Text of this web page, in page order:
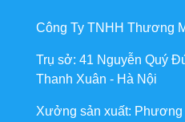
Công Ty TNHH Thương
Trụ sở: 41 Nguyễn Quý
Thanh Xuân - Hà Nội
Xưởng sản xuất: